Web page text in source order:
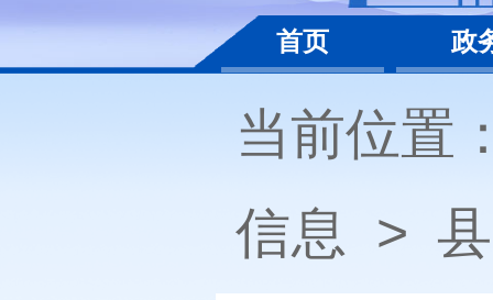
首页 政
当前位置
信息 >